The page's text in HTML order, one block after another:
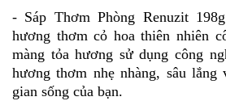
- Sáp Thơm Phòng Renuzit
hương thơm cỏ hoa thiên nhiên
màng tỏa hương sử dụng công
hương thơm nhẹ nhàng, sâu lắng
gian sống của bạn.